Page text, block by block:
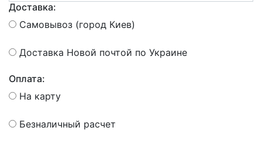
Доставка:
Самовывоз (город Киев)
Доставка Новой почтой по Украине
Оплата:
На карту
Безналичный расчет